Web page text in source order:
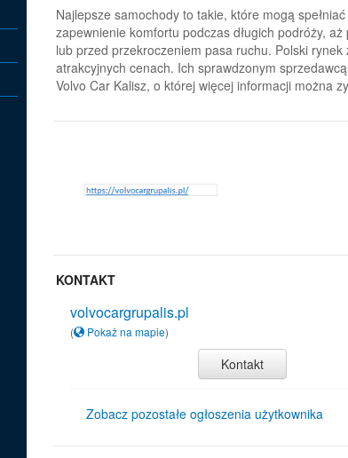
Najlepsze samochody to takie, które mogą
zapewnienie komfortu podczas długich podróży,
lub przed przekroczeniem pasa ruchu. Polski
atrakcyjnych cenach. Ich sprawdzonym
Volvo Car Kalisz, o której więcej informacji można
KONTAKT
volvocargrupalis.pl
( Pokaż na mapie)
Kontakt
Zobacz pozostałe ogłoszenia użytkownika